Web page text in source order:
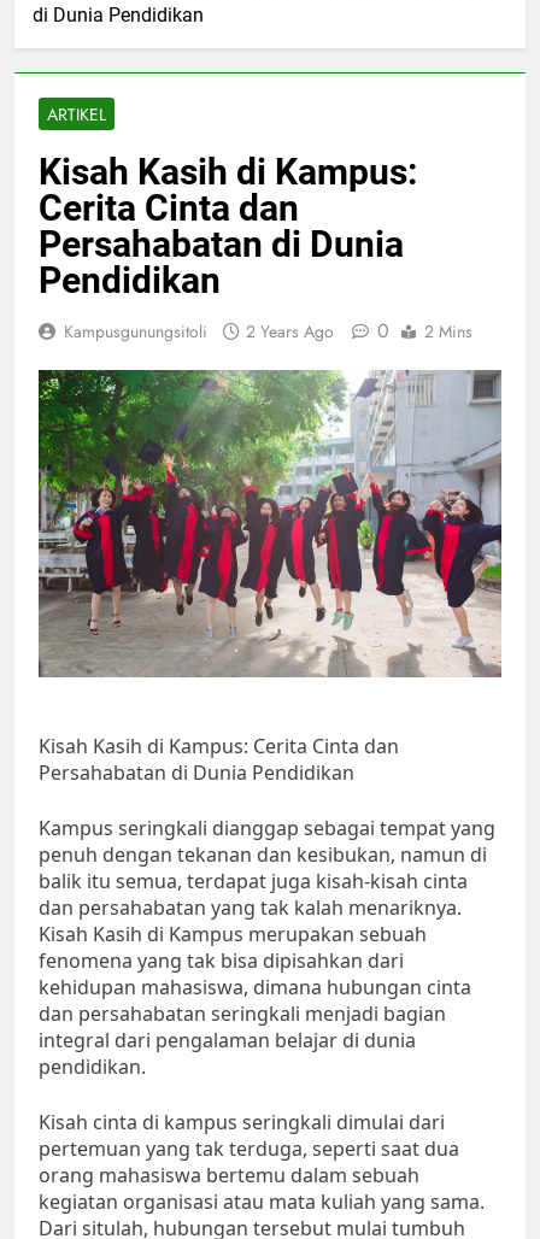
di Dunia Pendidikan
ARTIKEL
Kisah Kasih di Kampus:
Cerita Cinta dan
Persahabatan di Dunia
Pendidikan
Kampusgunungsitoli 2 Years Ago 0 2 Mins
Kisah Kasih di Kampus: Cerita Cinta dan
Persahabatan di Dunia Pendidikan
Kampus seringkali dianggap sebagai tempat yang
penuh dengan tekanan dan kesibukan, namun di
balik itu semua, terdapat juga kisah-kisah cinta
dan persahabatan yang tak kalah menariknya.
Kisah Kasih di Kampus merupakan sebuah
fenomena yang tak bisa dipisahkan dari
kehidupan mahasiswa, dimana hubungan cinta
dan persahabatan seringkali menjadi bagian
integral dari pengalaman belajar di dunia
pendidikan.
Kisah cinta di kampus seringkali dimulai dari
pertemuan yang tak terduga, seperti saat dua
orang mahasiswa bertemu dalam sebuah
kegiatan organisasi atau mata kuliah yang sama.
Dari situlah, hubungan tersebut mulai tumbuh